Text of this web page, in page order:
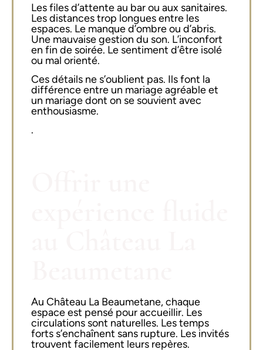
Les files d’attente au bar ou aux sanitaires.
Les distances trop longues entre les
espaces. Le manque d’ombre ou d’abris.
Une mauvaise gestion du son. L’inconfort
en fin de soirée. Le sentiment d’être isolé
ou mal orienté.
Ces détails ne s’oublient pas. Ils font la
différence entre un mariage agréable et
un mariage dont on se souvient avec
enthousiasme.
.
Au Château La Beaumetane, chaque
espace est pensé pour accueillir. Les
circulations sont naturelles. Les temps
forts s’enchaînent sans rupture. Les invités
trouvent facilement leurs repères.